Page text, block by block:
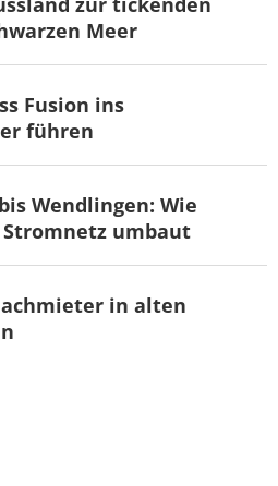
Meer
Fusion ins
führen
Wendlingen: Wie
umbaut
in alten